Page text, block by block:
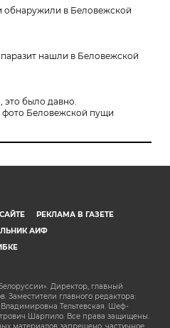
обнаружили в Беловежской
нашли в Беловежской
это было давно.
Беловежской пущи
РЕКЛАМА В ГАЗЕТЕ
АИФ
Директор, главный
Заместители главного редактора:
Тельтевская. Шеф-
Шарпило. Все права защищены.